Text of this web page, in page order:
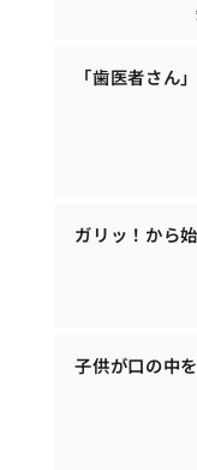
「歯医者さん
ガリッ！から
子供が口の中